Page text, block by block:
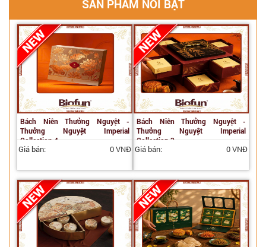
SẢN PHẨM NỔI BẬT
Bách Niên Thưởng Nguyệt -
Thưởng Nguyệt Imperial
Collection 4
Giá bán: 0 VNĐ
Bách Niên Thưởng Nguyệt -
Thưởng Nguyệt Imperial
Collection 3
Giá bán: 0 VNĐ